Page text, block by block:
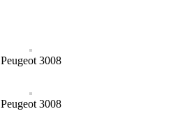
Peugeot 3008
Peugeot 3008